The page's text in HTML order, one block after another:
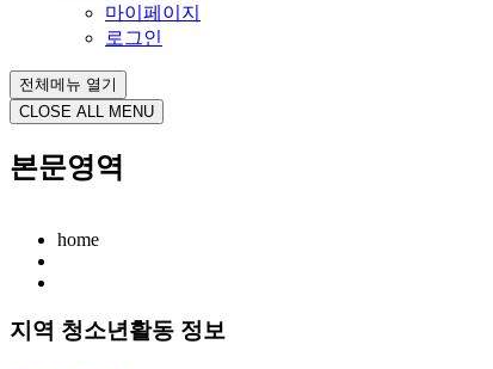
마이페이지
로그인
전체메뉴 열기
CLOSE ALL MENU
본문영역
home
지역 청소년활동 정보